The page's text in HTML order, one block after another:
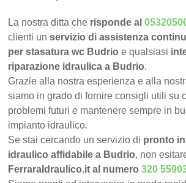
La nostra ditta che risponde al
clienti unservizio di assistenza
per stasatura wc Budrio e qualsiasi
riparazione idraulica a Budrio.
Grazie alla nostra esperienza e alla
siamo in grado di fornire consigli utili su
problemi futuri e mantenere sempre in
impianto idraulico.
Se stai cercando un servizio di pronto
idraulico affidabile a Budrio, non
FerraraIdraulico.it al numero320